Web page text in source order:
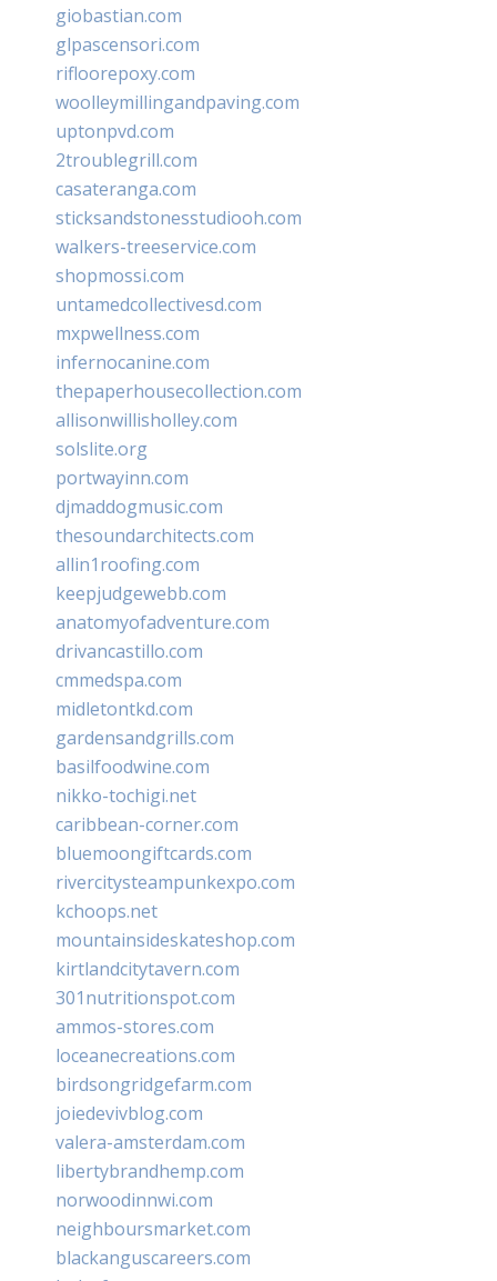
giobastian.com
glpascensori.com
rifloorepoxy.com
woolleymillingandpaving.com
uptonpvd.com
2troublegrill.com
casateranga.com
sticksandstonesstudiooh.com
walkers-treeservice.com
shopmossi.com
untamedcollectivesd.com
mxpwellness.com
infernocanine.com
thepaperhousecollection.com
allisonwillisholley.com
solslite.org
portwayinn.com
djmaddogmusic.com
thesoundarchitects.com
allin1roofing.com
keepjudgewebb.com
anatomyofadventure.com
drivancastillo.com
cmmedspa.com
midletontkd.com
gardensandgrills.com
basilfoodwine.com
nikko-tochigi.net
caribbean-corner.com
bluemoongiftcards.com
rivercitysteampunkexpo.com
kchoops.net
mountainsideskateshop.com
kirtlandcitytavern.com
301nutritionspot.com
ammos-stores.com
loceanecreations.com
birdsongridgefarm.com
joiedevivblog.com
valera-amsterdam.com
libertybrandhemp.com
norwoodinnwi.com
neighboursmarket.com
blackanguscareers.com